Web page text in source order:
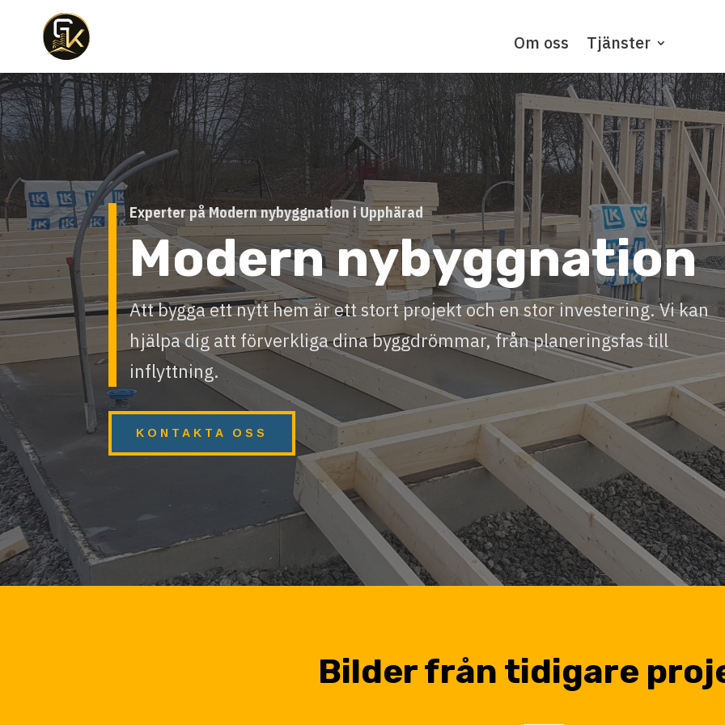
Om oss Tjänster
Experter på Modern nybyggnation i Upphärad
Modern nybyggnation
Att bygga ett nytt hem är ett stort projekt och en stor investering. Vi kan
hjälpa dig att förverkliga dina byggdrömmar, från planeringsfas till
inflyttning.
KONTAKTA OSS
Bilder från tidigare